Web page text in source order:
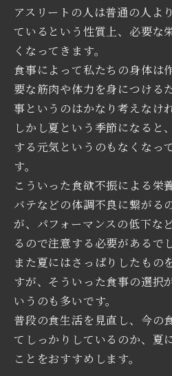
アスリートの人は普通の人よ
ているという性質上、必要な
くなってきます。
食事によって私たちの身体は
要な筋肉や体力を身につける
事というのはかなり考えなけ
しかし夏という季節になると
する元気というのもなくなっ
す。
こういった食欲不振による栄
バテなどの体調不良に繋がる
が、パフォーマンスの低下な
るので注意する必要があるで
また夏にはさっぱりしたもの
すが、そういった食事の選択
いうのも多いです。
普段の食生活を見直し、今の
てしっかりしているのか、夏
ことをおすすめします。